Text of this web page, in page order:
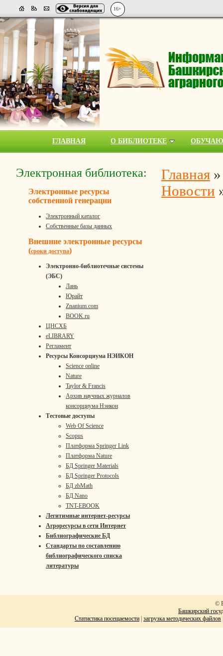
16+
ГЛАВНАЯ О БИБЛИОТЕКЕ
Электронная библиотека:
Электронные ресурсы
собственной генерации
Электронный каталог
Собственные базы данных
Внешние электронные ресурсы
(сроки доступа)
Электронно-библиотечные системы
(ЭБС)
Лань
Юрайт
Znanium.com
BOOK.ru
ЦНСХБ
eLIBRARY
Регламент
Ресурсы Консорциума НЭИКОН
Science online
Nature
Taylor & Francis
Архив научных журналов
консорциума Нэикон
Тестовые доступы
Web Of Science
Scopus
Платформа Springer Link
Платформа Nature
БД Springer Materials
БД Springer Protocols
БД zbMath
БД Nano
TNT-EBOOK
Легитимные интернет-ресурсы
Агроресурсы в сети Интернет
Библиографические БД
Стандарты по составлению
библиографического списка
литературы
Главная
Новости
©
Башкирский
Статистика посещаемости загрузка методических файлов